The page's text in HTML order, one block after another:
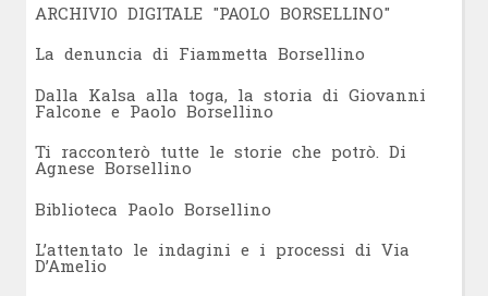
ARCHIVIO DIGITALE "PAOLO BORSELLINO"
La denuncia di Fiammetta Borsellino
Dalla Kalsa alla toga, la storia di Giovanni
Falcone e Paolo Borsellino
Ti racconterò tutte le storie che potrò. Di
Agnese Borsellino
Biblioteca Paolo Borsellino
L’attentato le indagini e i processi di Via
D’Amelio